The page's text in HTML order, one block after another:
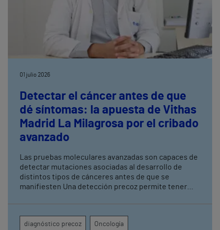
01 julio 2026
Detectar el cáncer antes de que
dé síntomas: la apuesta de Vithas
Madrid La Milagrosa por el cribado
avanzado
Las pruebas moleculares avanzadas son capaces de
detectar mutaciones asociadas al desarrollo de
distintos tipos de cánceres antes de que se
manifiesten Una detección precoz permite tener
agresivos
diagnóstico precoz Oncología